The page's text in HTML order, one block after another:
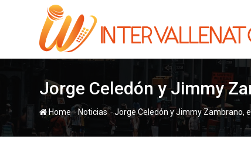
Jorge Celedón y Jimmy
Home-Noticias-Jorge Celedón y Jimmy Zambrano,